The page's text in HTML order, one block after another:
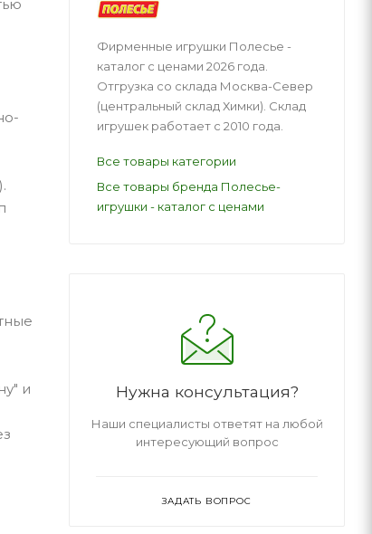
и
Фирменные игрушки Полесье -
каталог с ценами 2026 года.
Отгрузка со склада Москва-Север
(центральный склад Химки). Склад
игрушек работает с 2010 года.
Все товары категории
Все товары бренда Полесье-
игрушки - каталог с ценами
Нужна консультация?
Наши специалисты ответят на любой
интересующий вопрос
ЗАДАТЬ ВОПРОС